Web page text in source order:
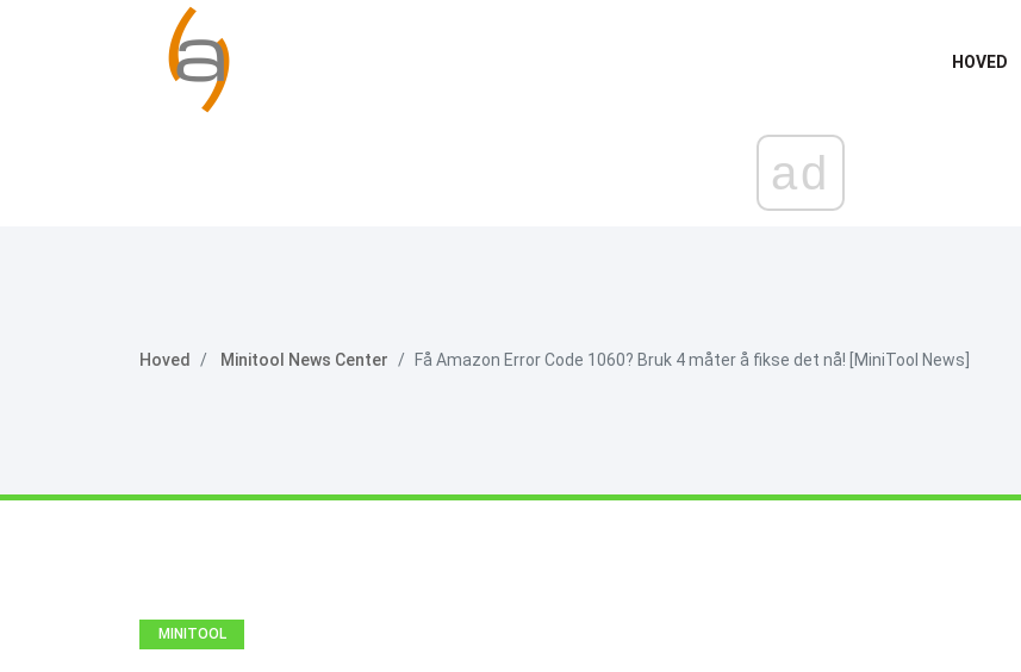
HOVED
ad
Hoved Minitool News Center Få Amazon Error Code 1060? Bruk 4 måter å fikse det nå! [MiniTool News]
MINITOOL